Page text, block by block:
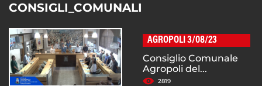
CONSIGLI_COMUNALI
AGROPOLI 3/08/23
Consiglio Comunale
Agropoli del...
2819